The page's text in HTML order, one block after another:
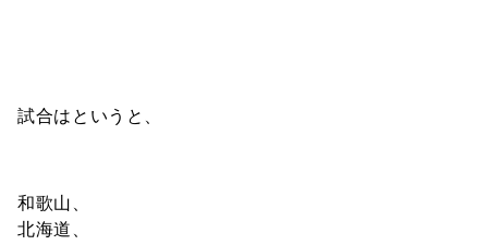
試合はというと、
和歌山、
北海道、